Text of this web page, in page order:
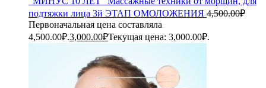
подтяжки лица 3й ЭТАП ОМОЛОЖЕНИЯ 4,500.00₽
Первоначальная цена составляла
4,500.00₽.3,000.00₽Текущая цена: 3,000.00₽.